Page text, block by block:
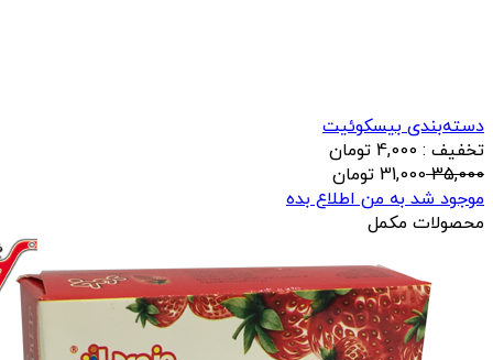
دسته‌بندی بیسکوئیت
تخفیف : 4,000 تومان
35,000
31,000 تومان
موجود شد به من اطلاع بده
محصولات مکمل